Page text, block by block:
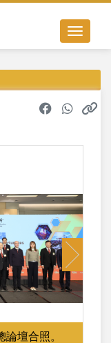
Toggle
壇合照。
Next